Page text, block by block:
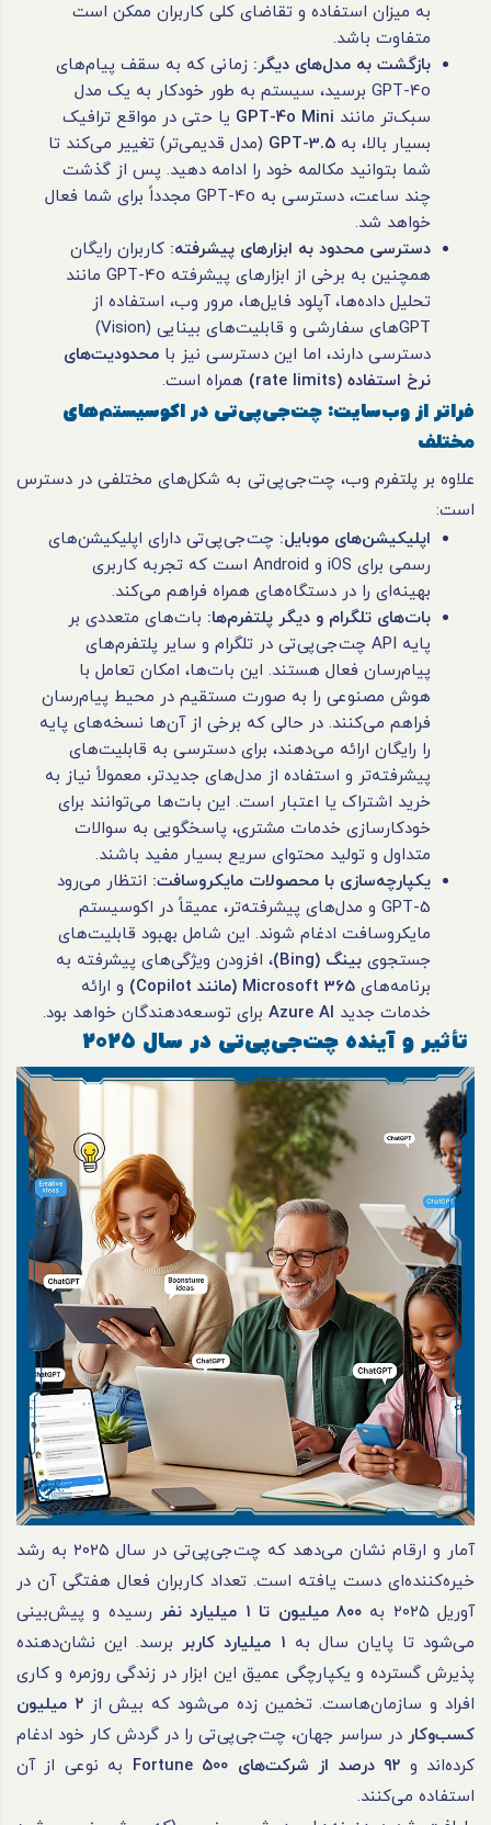
به میزان استفاده و تقاضای کلی کاربران ممکن است
متفاوت باشد.
بازگشت به مدل‌های دیگر: زمانی که به سقف پیام‌های
GPT-4o برسید، سیستم به طور خودکار به یک مدل
سبک‌تر مانند GPT-4o Mini یا حتی در مواقع ترافیک
بسیار بالا، به GPT-3.5 (مدل قدیمی‌تر) تغییر می‌کند تا
شما بتوانید مکالمه خود را ادامه دهید. پس از گذشت
چند ساعت، دسترسی به GPT-4o مجدداً برای شما فعال
خواهد شد.
دسترسی محدود به ابزارهای پیشرفته: کاربران رایگان
همچنین به برخی از ابزارهای پیشرفته GPT-4o مانند
تحلیل داده‌ها، آپلود فایل‌ها، مرور وب، استفاده از
GPT‌های سفارشی و قابلیت‌های بینایی (Vision)
دسترسی دارند، اما این دسترسی نیز با محدودیت‌های
نرخ استفاده (rate limits)
همراه است.
فراتر از وب‌سایت: چت‌جی‌پی‌تی در اکوسیستم‌های
مختلف
علاوه بر پلتفرم وب، چت‌جی‌پی‌تی به شکل‌های مختلفی در دسترس
است:
اپلیکیشن‌های موبایل: چت‌جی‌پی‌تی دارای اپلیکیشن‌های
رسمی برای iOS و Android است که تجربه کاربری
بهینه‌ای را در دستگاه‌های همراه فراهم می‌کند.
بات‌های تلگرام و دیگر پلتفرم‌ها: بات‌های متعددی بر
پایه API چت‌جی‌پی‌تی در تلگرام و سایر پلتفرم‌های
پیام‌رسان فعال هستند. این بات‌ها، امکان تعامل با
هوش مصنوعی را به صورت مستقیم در محیط پیام‌رسان
فراهم می‌کنند. در حالی که برخی از آن‌ها نسخه‌های پایه
را رایگان ارائه می‌دهند، برای دسترسی به قابلیت‌های
پیشرفته‌تر و استفاده از مدل‌های جدیدتر، معمولاً نیاز به
خرید اشتراک یا اعتبار است. این بات‌ها می‌توانند برای
خودکارسازی خدمات مشتری، پاسخگویی به سوالات
متداول و تولید محتوای سریع بسیار مفید باشند.
یکپارچه‌سازی با محصولات مایکروسافت: انتظار می‌رود
GPT-5 و مدل‌های پیشرفته‌تر، عمیقاً در اکوسیستم
مایکروسافت ادغام شوند. این شامل بهبود قابلیت‌های
جستجوی بینگ (Bing)
، افزودن ویژگی‌های پیشرفته به
برنامه‌های Microsoft 365 ( مانند
و ارائه
خدمات جدید Azure AI برای توسعه‌دهندگان خواهد بود.
تأثیر و آینده چت‌جی‌پی‌تی در سال ۲۰۲۵
آمار و ارقام نشان می‌دهد که چت‌جی‌پی‌تی در سال ۲۰۲۵ به رشد
خیره‌کننده‌ای دست یافته است. تعداد کاربران فعال هفتگی آن در
آوریل ۲۰۲۵ به
۸۰۰ میلیون تا ۱ میلیارد نفر رسیده و پیش‌بینی
می‌شود تا پایان سال به ۱ میلیارد کاربر برسد. این نشان‌دهنده
پذیرش گسترده و یکپارچگی عمیق این ابزار در زندگی روزمره و کاری
افراد و سازمان‌هاست. تخمین زده می‌شود که بیش از۲ میلیون
کسب‌وکار در سراسر جهان، چت‌جی‌پی‌تی را در گردش کار خود ادغام
کرده‌اند و ۹۲ درصد از شرکت‌های
به نوعی از آن
استفاده می‌کنند.